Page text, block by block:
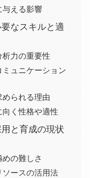
与える影響
なスキルと適
力の重要性
ュニケーション
られる理由
く性格や適性
と育成の現状
の難しさ
ースの活用法